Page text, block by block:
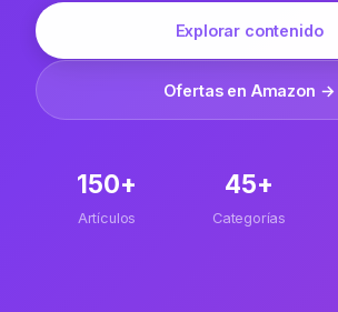
Explorar contenido
Ofertas en Amazon →
150+
Artículos
45+
Categorías